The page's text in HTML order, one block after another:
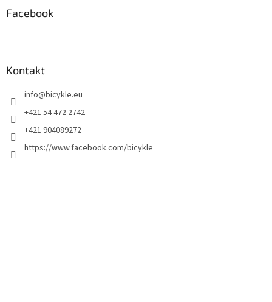
Facebook
Kontakt
info@bicykle.eu
+421 54 472 2742
+421 904089272
https://www.facebook.com/bicykle